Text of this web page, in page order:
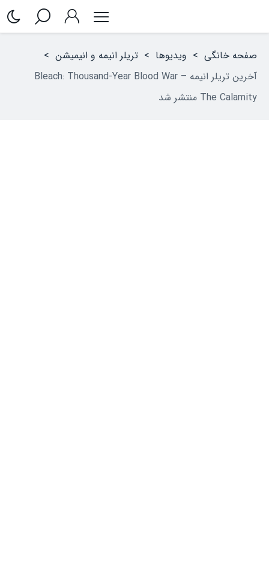
صفحه خانگی > ویدیوها > تریلر انیمه‌ و انیمیشن >
آخرین تریلر انیمه Bleach: Thousand-Year Blood War –
The Calamity منتشر شد